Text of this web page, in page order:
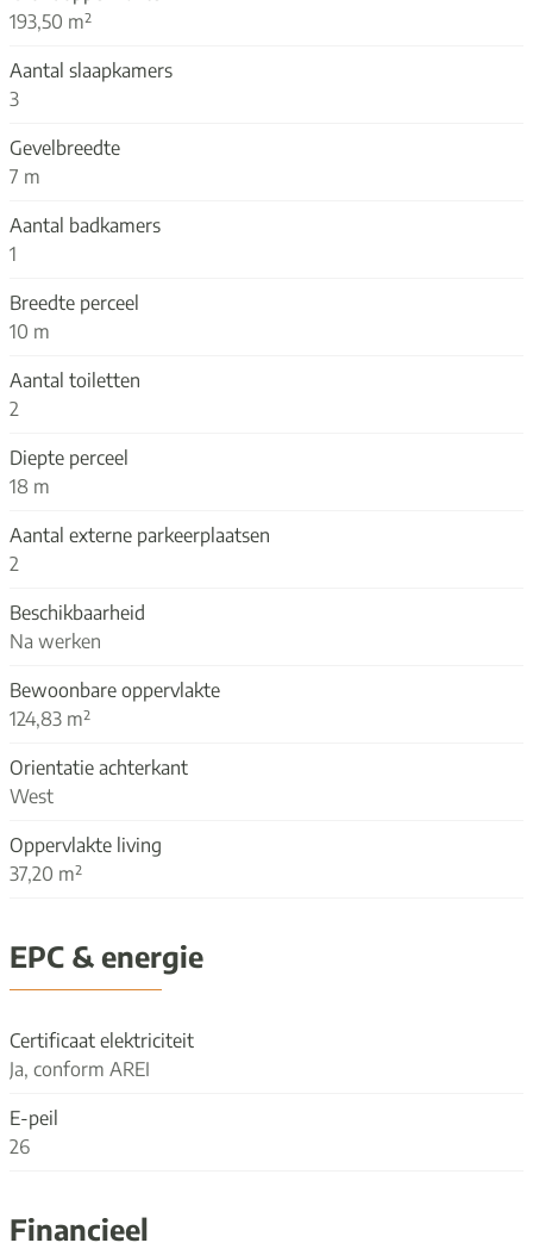
193,50 m²
Aantal slaapkamers
3
Gevelbreedte
7 m
Aantal badkamers
1
Breedte perceel
10 m
Aantal toiletten
2
Diepte perceel
18 m
Aantal externe parkeerplaatsen
2
Beschikbaarheid
Na werken
Bewoonbare oppervlakte
124,83 m²
Orientatie achterkant
West
Oppervlakte living
37,20 m²
EPC & energie
Certificaat elektriciteit
Ja, conform AREI
E-peil
26
Financieel